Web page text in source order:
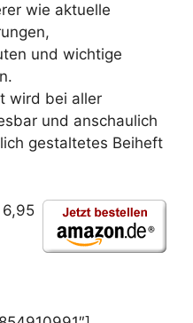
wie aktuelle
und wichtige
wird bei aller
und anschaulich
gestaltetes Beiheft
6,95